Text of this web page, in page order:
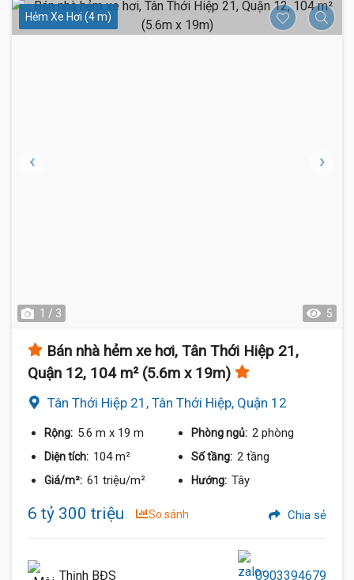
Hẻm Xe Hơi (4 m)
1 / 3 5
Bán nhà hẻm xe hơi, Tân Thới Hiệp 21,
Quận 12, 104 m² (5.6m x 19m)
Tân Thới Hiệp 21, Tân Thới Hiệp, Quận 12
Rộng: 5.6 m x 19 m Phòng ngủ: 2 phòng
Diện tích: 104 m² Số tầng: 2 tầng
Giá/m²: 61 triệu/m² Hướng: Tây
6 tỷ 300 triệu So sánh Chia sẻ
Thịnh BĐS 0903394679